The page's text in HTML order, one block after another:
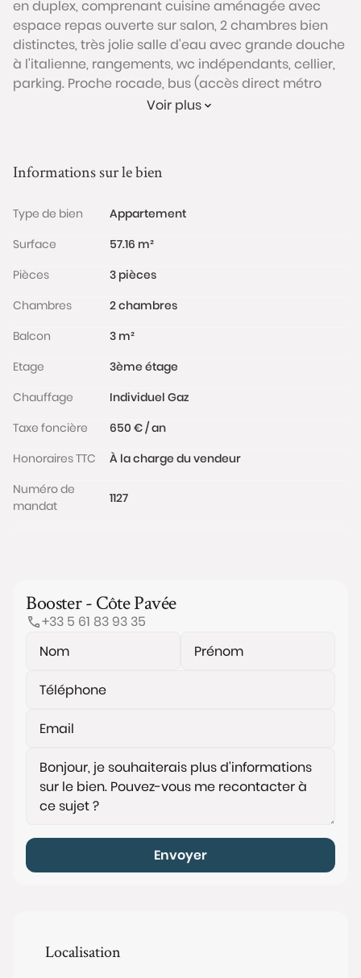
en duplex, comprenant cuisine aménagée avec
espace repas ouverte sur salon, 2 chambres bien
distinctes, très jolie salle d'eau avec grande douche
à l'italienne, rangements, wc indépendants, cellier,
parking. Proche rocade, bus (accès direct métro
Roseraie), commerces. Belle opportunité pour un
sera exigée pour tous les visiteurs majeurs avant
Les informations sur les risques auxquels ce bien est
www.georisques.gouv.fr
Voir plus
Informations sur le bien
Type de bien
Appartement
Surface
57.16 m²
Pièces
3 pièces
Chambres
2 chambres
Balcon
3 m²
Etage
3ème étage
Chauffage
Individuel Gaz
Taxe foncière
650 € / an
Honoraires TTC
À la charge du vendeur
Numéro de
mandat
1127
Booster - Côte Pavée
+33 5 61 83 93 35
Envoyer
Localisation